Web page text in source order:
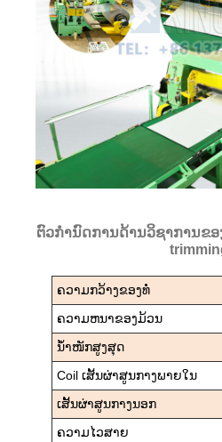
ຕົວກໍານົດການດ້ານວິຊາການຂ
ຄວາມກວ້າງຂອງທໍ່
ຄວາມຫນາຂອງມ້ວນ
ນ້ຳໜັກສູງສຸດ
Coil ເສັ້ນຜ່າສູນກາງພາຍໃນ
ເສັ້ນຜ່າສູນກາງນອກ
ຄວາມໄວສາຍ